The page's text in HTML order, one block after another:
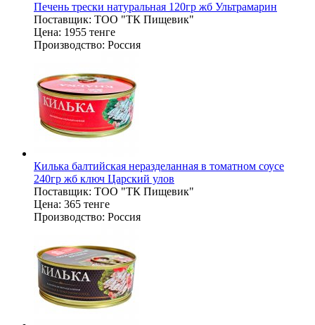
Печень трески натуральная 120гр жб Ультрамарин
Поставщик: ТОО "ТК Пищевик"
Цена: 1955 тенге
Производство: Россия
Килька балтийская неразделанная в томатном соусе
240гр жб ключ Царский улов
Поставщик: ТОО "ТК Пищевик"
Цена: 365 тенге
Производство: Россия